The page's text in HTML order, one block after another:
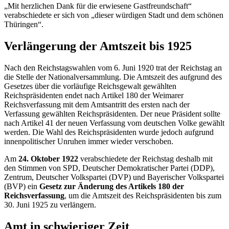
„Mit herzlichen Dank für die erwiesene Gastfreundschaft“
verabschiedete er sich von „dieser würdigen Stadt und dem schönen
Thüringen“.
Verlängerung der Amtszeit bis 1925
Nach den Reichstagswahlen vom 6. Juni 1920 trat der Reichstag an
die Stelle der Nationalversammlung. Die Amtszeit des aufgrund des
Gesetzes über die vorläufige Reichsgewalt gewählten
Reichspräsidenten endet nach Artikel 180 der Weimarer
Reichsverfassung mit dem Amtsantritt des ersten nach der
Verfassung gewählten Reichspräsidenten. Der neue Präsident sollte
nach Artikel 41 der neuen Verfassung vom deutschen Volke gewählt
werden. Die Wahl des Reichspräsidenten wurde jedoch aufgrund
innenpolitischer Unruhen immer wieder verschoben.
Am 24. Oktober 1922 verabschiedete der Reichstag deshalb mit
den Stimmen von SPD, Deutscher Demokratischer Partei (DDP),
Zentrum, Deutscher Volkspartei (DVP) und Bayerischer Volkspartei
(BVP) ein Gesetz zur Änderung des Artikels 180 der
Reichsverfassung, um die Amtszeit des Reichspräsidenten bis zum
30. Juni 1925 zu verlängern.
Amt in schwieriger Zeit